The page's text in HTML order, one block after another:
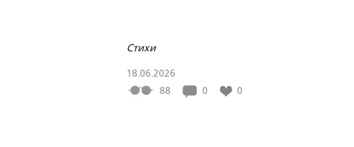
Стихи
18.06.2026
88
0 0